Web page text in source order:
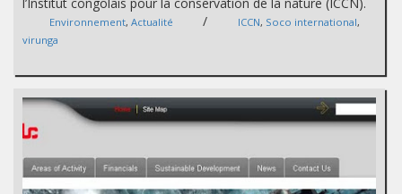
Environnement, Actualité / ICCN, Soco international,
virunga